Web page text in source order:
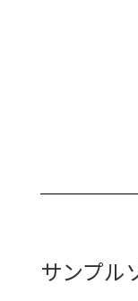
サンプル